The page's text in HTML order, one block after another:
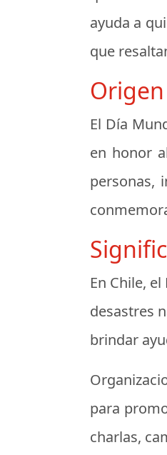
ayuda a
que
El Día
en honor
personas,
En Chile,
desastres
brindar
para
charlas,